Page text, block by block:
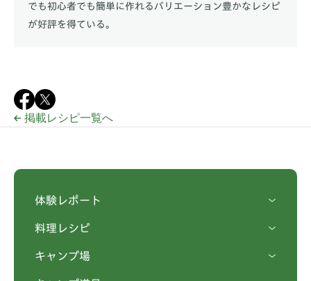
でも初心者でも簡単に作れるバリエーション豊かなレシピ
が好評を得ている。
掲載レシピ一覧へ
体験レポート
料理レシピ
キャンプ場